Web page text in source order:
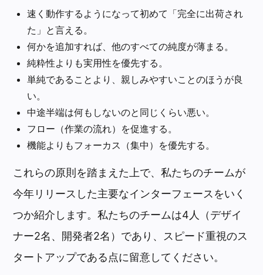
速く動作するようになって初めて「完全に出荷され
た」と言える。
何かを追加すれば、他のすべての純度が薄まる。
純粋性よりも実用性を優先する。
単純であることより、親しみやすいことのほうが良
い。
中途半端は何もしないのと同じくらい悪い。
フロー（作業の流れ）を促進する。
機能よりもフォーカス（集中）を優先する。
これらの原則を踏まえた上で、私たちのチームが
今年リリースした主要なインターフェースをいく
つか紹介します。私たちのチームは4人（デザイ
ナー2名、開発者2名）であり、スピード重視のス
タートアップである点に留意してください。